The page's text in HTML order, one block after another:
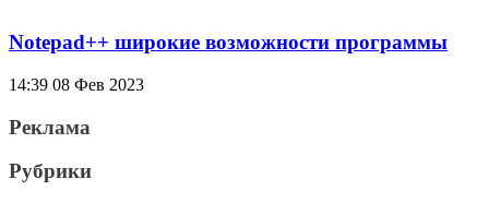
Notepad++ широкие возможности программы
14:39 08 Фев 2023
Реклама
Рубрики